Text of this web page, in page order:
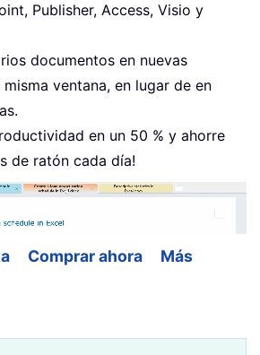
Publisher, Access, Visio y
documentos en nuevas
ventana, en lugar de en
en un 50 % y ahorre
de ratón cada día!
Comprar ahora
Más